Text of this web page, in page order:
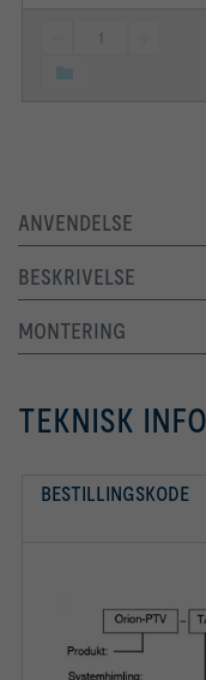
ANVENDELSE
BESKRIVELSE
MONTERING
TEKNISK
BESTILLINGSKODE